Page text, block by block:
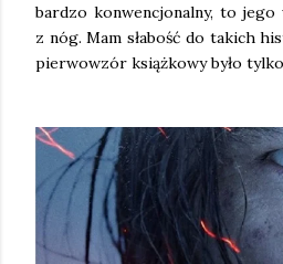
bardzo konwencjonalny, to jego
z nóg. Mam słabość do takich
pierwowzór książkowy było